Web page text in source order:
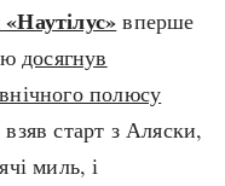
вперше
досягнув
полюсу
старт з Аляски,
миль, і